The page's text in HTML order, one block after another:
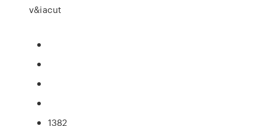
v&iacut
1382